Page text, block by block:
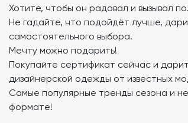
Хотите, чтобы он радовал и вызывал
Не гадайте, что подойдёт лучше,
самостоятельного выбора.
Мечту можно подарить!
Покупайте сертификат сейчас и
дизайнерской одежды от известных
Самые популярные тренды сезона и
формате!